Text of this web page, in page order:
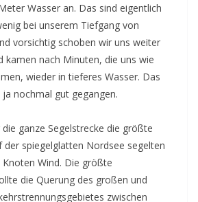
Wasser an. Das sind eigentlich
bei unserem Tiefgang von
vorsichtig schoben wir uns weiter
kamen nach Minuten, die uns wie
wieder in tieferes Wasser. Das
nochmal gut gegangen.
ganze Segelstrecke die größte
der spiegelglatten Nordsee segelten
Wind. Die größte
die Querung des großen und
zwischen